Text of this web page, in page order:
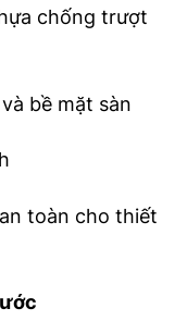
chống trượt
bề mặt sàn
toàn cho thiết